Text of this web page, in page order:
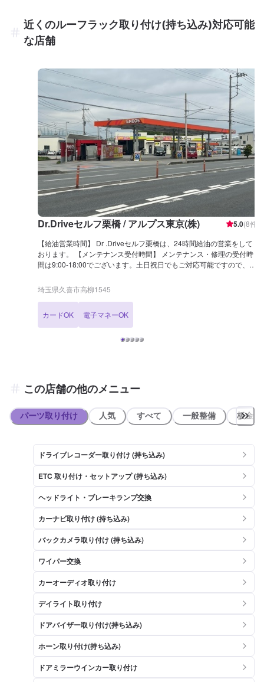
近くのルーフラック取り付け(持ち込み)対応可能
な店舗
Dr.Driveセルフ栗橋 / アルプス東京(株) 5.0(8件)
【給油営業時間】 Dr .Driveセルフ栗橋は、24時間給油の営業をして
おります。 【メンテナンス受付時間】 メンテナンス・修理の受付時
間は9:00-18:00でございます。土日祝日でもご対応可能ですので、ま
友達追加でガソリン割引や値上げ情報などを配信いたします。 【国家
資格保持者が在籍】 当店は国家資格で最難関である1級整備士が1
段の整備から万が一の際も当店にお任せいただければ安心です。 【当
店までのアクセス】 県道12号線(さいたま栗橋線・川越栗橋線)沿いに
ございます。「埼玉トヨペット 栗橋サービスセンター」様の横でご
埼玉県久喜市高柳1545
カードOK 電子マネーOK
この店舗の他のメニュー
パーツ取り付け 人気 すべて 一般整備 板金系
ドライブレコーダー取り付け (持ち込み)
ETC 取り付け・セットアップ (持ち込み)
ヘッドライト・ブレーキランプ交換
カーナビ取り付け (持ち込み)
バックカメラ取り付け (持ち込み)
ワイパー交換
カーオーディオ取り付け
デイライト取り付け
ドアバイザー取り付け(持ち込み)
ホーン取り付け(持ち込み)
ドアミラーウインカー取り付け